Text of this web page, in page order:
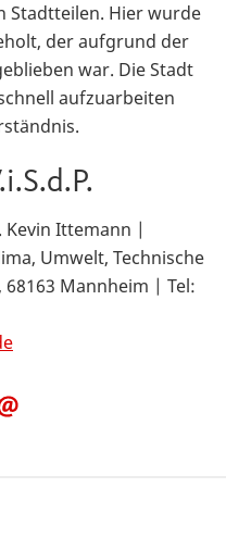
Stadtteilen. Hier wurde
der aufgrund der
war. Die Stadt
aufzuarbeiten
Kevin Ittemann |
Umwelt, Technische
Mannheim | Tel: